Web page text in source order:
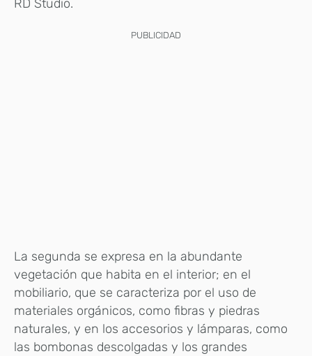
RD Studio.
PUBLICIDAD
La segunda se expresa en la abundante
vegetación que habita en el interior; en el
mobiliario, que se caracteriza por el uso de
materiales orgánicos, como fibras y piedras
naturales, y en los accesorios y lámparas, como
las bombonas descolgadas y los grandes